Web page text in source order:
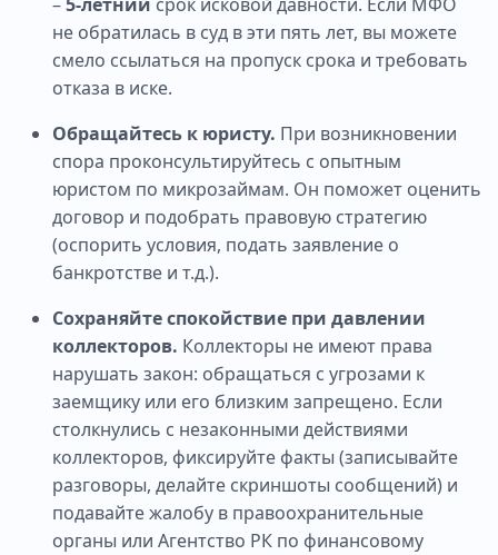
–5-летний срок исковой давности. Если МФО
не обратилась в суд в эти пять лет, вы можете
смело ссылаться на пропуск срока и требовать
отказа в иске.
Обращайтесь к юристу. При возникновении
спора проконсультируйтесь с опытным
юристом по микрозаймам. Он поможет оценить
договор и подобрать правовую стратегию
(оспорить условия, подать заявление о
банкротстве и т.д.).
Сохраняйте спокойствие при давлении
коллекторов. Коллекторы не имеют права
нарушать закон: обращаться с угрозами к
заемщику или его близким запрещено. Если
столкнулись с незаконными действиями
коллекторов, фиксируйте факты (записывайте
разговоры, делайте скриншоты сообщений) и
подавайте жалобу в правоохранительные
органы или Агентство РК по финансовому